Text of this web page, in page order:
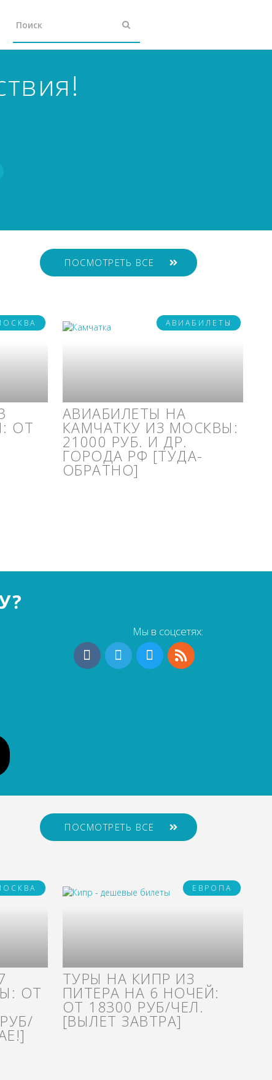
ПОСМОТРЕТЬ ВСЕ
ОТ
АВИАБИЛЕТЫ
АВИАБИЛЕТЫ НА
КАМЧАТКУ ИЗ МОСКВЫ:
21000 РУБ. И ДР.
ГОРОДА РФ [ТУДА-
ОБРАТНО]
Мы в соцсетях:
ПОСМОТРЕТЬ ВСЕ
ОТ
ЕВРОПА
ТУРЫ НА КИПР ИЗ
ПИТЕРА НА 6 НОЧЕЙ:
ОТ 18300 РУБ/ЧЕЛ.
[ВЫЛЕТ ЗАВТРА]